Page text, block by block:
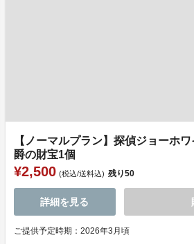
【ノーマルプラン】探偵ジョーホ
爵の財宝1個
¥2,500 (税込/送料込) 残り50
詳細を見る
ご提供予定時期：2026年3月頃